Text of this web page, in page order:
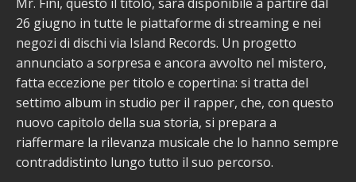
26 giugno in tutte le piattaforme di streaming e nei
negozi di dischi via Island Records. Un progetto
annunciato a sorpresa e ancora avvolto nel mistero,
fatta eccezione per titolo e copertina: si tratta del
settimo album in studio per il rapper, che, con questo
nuovo capitolo della sua storia, si prepara a
riaffermare la rilevanza musicale che lo hanno sempre
contraddistinto lungo tutto il suo percorso.